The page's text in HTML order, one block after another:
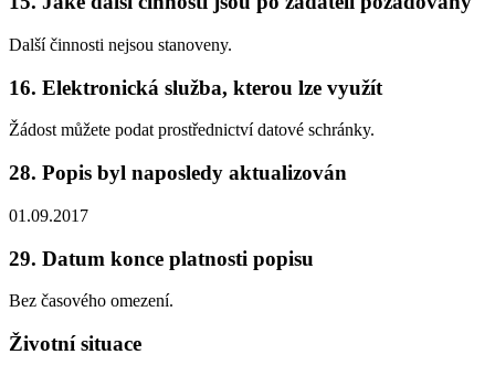
Další činnosti nejsou stanoveny.
16. Elektronická služba, kterou lze využít
Žádost můžete podat prostřednictví datové schránky.
28. Popis byl naposledy aktualizován
01.09.2017
29. Datum konce platnosti popisu
Bez časového omezení.
Životní situace